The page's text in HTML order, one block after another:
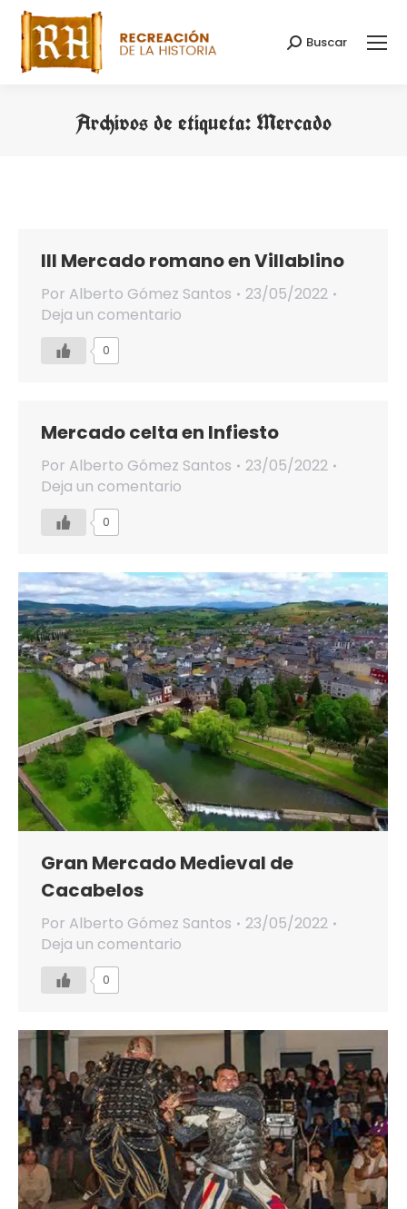
Buscar:
Buscar
Archivos de etiqueta: Mercado
III Mercado romano en Villablino
Por Alberto Gómez Santos
23/05/2022
Deja un comentario
0
Mercado celta en Infiesto
Por Alberto Gómez Santos
23/05/2022
Deja un comentario
0
Gran Mercado Medieval de
Cacabelos
Por Alberto Gómez Santos
23/05/2022
Deja un comentario
0